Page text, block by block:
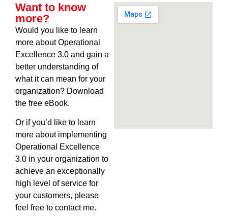
Want to know
more?
Would you like to learn
more about Operational
Excellence 3.0 and gain a
better understanding of
what it can mean for your
organization? Download
the free eBook.
Or if you’d like to learn
more about implementing
Operational Excellence
3.0 in your organization to
achieve an exceptionally
high level of service for
your customers, please
feel free to contact me.